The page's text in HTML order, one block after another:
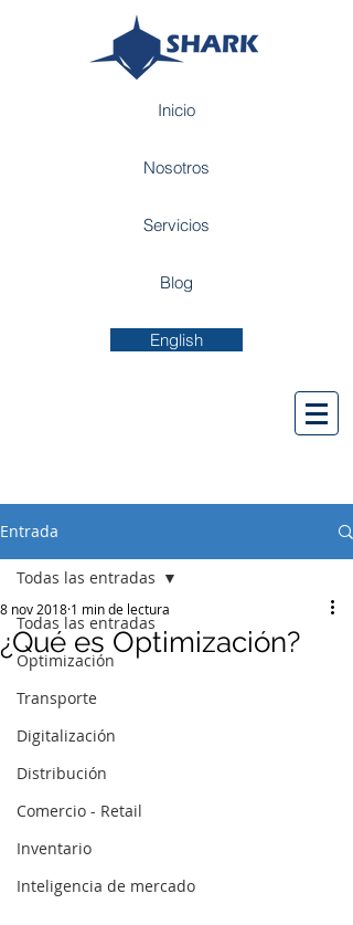
Inicio
Nosotros
Servicios
Blog
English
Entrada
Todas las entradas
Optimización
Transporte
Digitalización
Distribución
Comercio - Retail
Inventario
Inteligencia de mercado
Todas las entradas
¿Qué es Optimización?
8 nov 2018 1 min de lectura